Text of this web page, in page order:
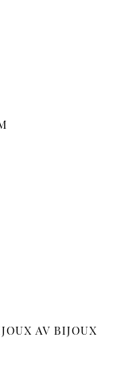
AV BIJOUX